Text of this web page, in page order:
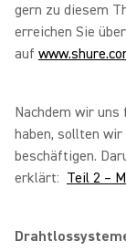
gern zu diesem
erreichen Sie
auf
Nachdem wir
haben, sollten
beschäftigen.
erklärt: Teil 2 –